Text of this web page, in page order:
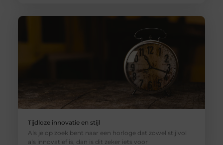
Tijdloze innovatie en stijl
Als je op zoek bent naar een horloge dat zowel stijlvol
als innovatief is, dan is dit zeker iets voor